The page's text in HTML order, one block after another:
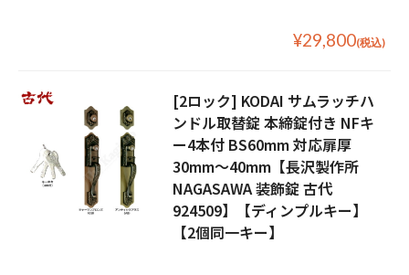
¥29,800(税込)
[2ロック] KODAI サムラッチハ
ンドル取替錠 本締錠付き NFキ
ー4本付 BS60mm 対応扉厚
30mm〜40mm【長沢製作所
NAGASAWA 装飾錠 古代
924509】【ディンプルキー】
【2個同一キー】